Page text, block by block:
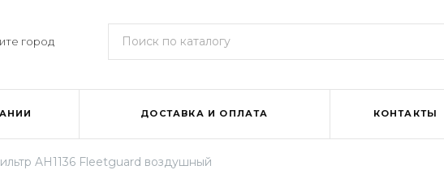
город
ДОСТАВКА И ОПЛАТА КОНТАКТЫ
AH1136 Fleetguard воздушный